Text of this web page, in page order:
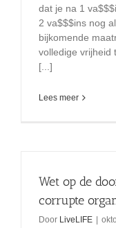
dat je na 1
2 va$$$ins nog
bijkomende
volledige vrijheid
[...]
Lees meer
Wet op de
corrupte
Door LiveLIFE |